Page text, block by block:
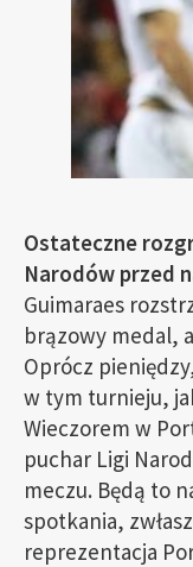
Ostateczne
Narodów przed
Guimaraes
brązowy medal,
Oprócz
w tym turnieju,
Wieczorem w
puchar Ligi
meczu. Będą to
spotkania,
reprezentacja